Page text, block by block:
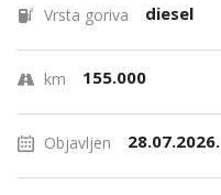
Vrsta goriva diesel
km 155.000
Objavljen 28.07.2026.